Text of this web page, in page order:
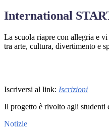
International
La scuola riapre con allegria e
tra arte, cultura, divertimento e
Iscriversi al link: Iscrizioni
Il progetto è rivolto agli studenti
Notizie